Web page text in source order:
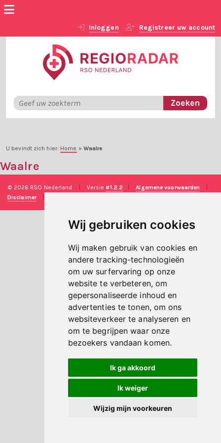
Wij gebruiken cookies
Wij maken gebruik van cookies en
andere tracking-technologieën
om uw surfervaring op onze
website te verbeteren, om
gepersonaliseerde inhoud en
advertenties te tonen, om ons
websiteverkeer te analyseren en
om te begrijpen waar onze
bezoekers vandaan komen.
Ik ga akkoord
Ik weiger
Wijzig mijn voorkeuren
Inloggen Registreer uw account
U bevindt zich hier: Home » Waalre
Waalre
© 2026 RSO Nederland Versie#1.2.2 Algemene voorwaarden
Disclaimer